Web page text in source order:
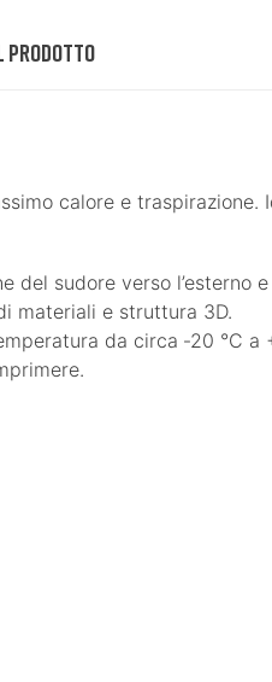
prodotto
calore e
del sudore verso l’esterno
materiali e struttura 3D.
da circa ‑20 °C a